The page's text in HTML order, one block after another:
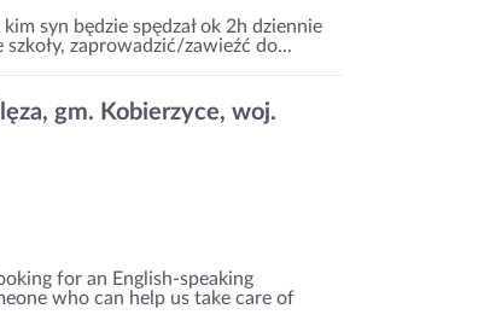
syn będzie spędzał ok 2h dziennie
zaprowadzić/zawieźć do...
gm. Kobierzyce, woj.
for an English-speaking
who can help us take care of